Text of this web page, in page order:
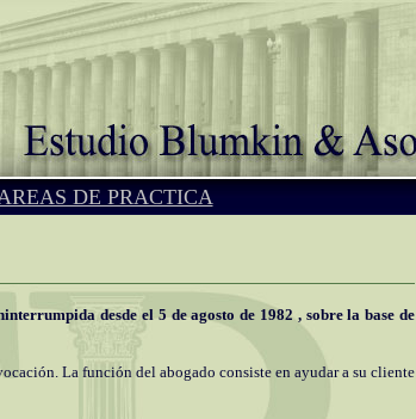
DE PRACTICA
desde el 5 de agosto de 1982 , sobre la base de
La función del abogado consiste en ayudar a su cliente